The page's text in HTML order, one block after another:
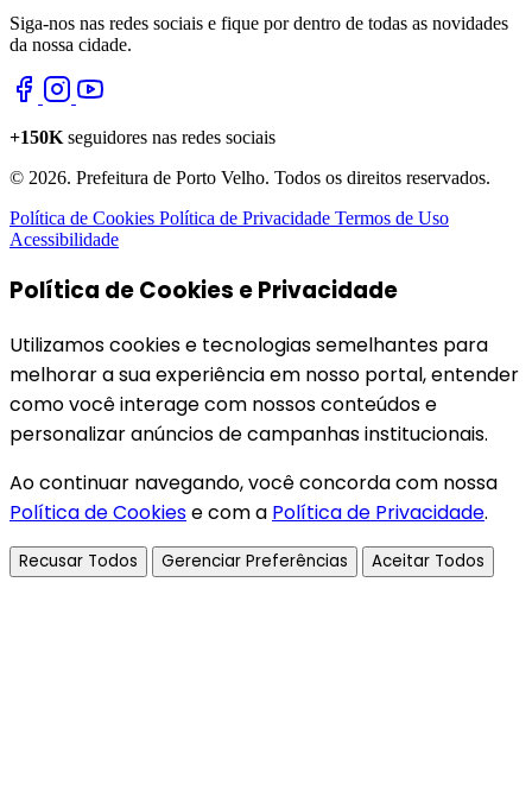
Siga-nos nas redes sociais e fique por dentro de todas as novidades
da nossa cidade.
+150K seguidores nas redes sociais
© 2026. Prefeitura de Porto Velho. Todos os direitos reservados.
Política de Cookies Política de Privacidade Termos de Uso
Acessibilidade
Política de Cookies e Privacidade
Utilizamos cookies e tecnologias semelhantes para
melhorar a sua experiência em nosso portal, entender
como você interage com nossos conteúdos e
personalizar anúncios de campanhas institucionais.
Ao continuar navegando, você concorda com nossa
Política de Cookiese com a Política de Privacidade.
Recusar Todos Gerenciar Preferências Aceitar Todos